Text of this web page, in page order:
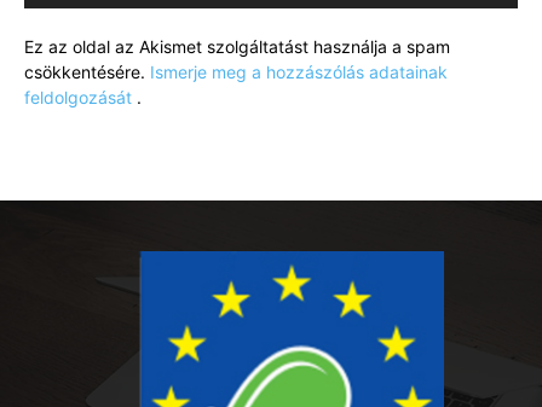
Ez az oldal az Akismet szolgáltatást használja a spam
csökkentésére. Ismerje meg a hozzászólás adatainak
feldolgozását .